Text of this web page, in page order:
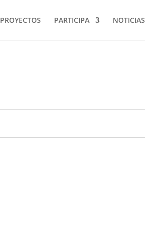
PROYECTOS PARTICIPA NOTICIAS